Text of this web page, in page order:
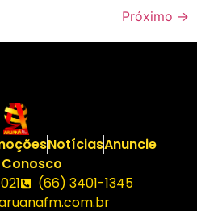
Próximo →
NotíciasAnuncie
Conosco
(66) 3401-1345